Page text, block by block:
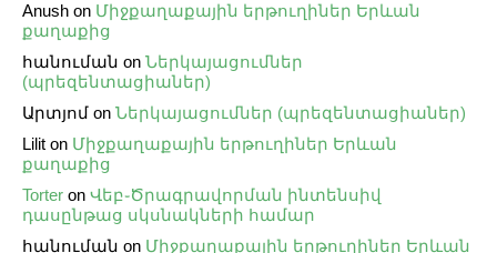
Anush on Միջքաղաքային երթուղիներ Երևան
քաղաքից
հանուման on Ներկայացումներ
(պրեզենտացիաներ)
Արտյոմ on Ներկայացումներ (պրեզենտացիաներ)
Lilit on Միջքաղաքային երթուղիներ Երևան
քաղաքից
Torter on Վեբ֊Ծրագրավորման ինտենսիվ
դասընթաց սկսնակների համար
հանուման on Միջքաղաքային երթուղիներ Երևան